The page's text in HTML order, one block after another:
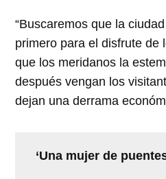
“Buscaremos que la
primero para el disfrute de
que los meridanos la
después vengan los
dejan una derrama
‘Una mujer de